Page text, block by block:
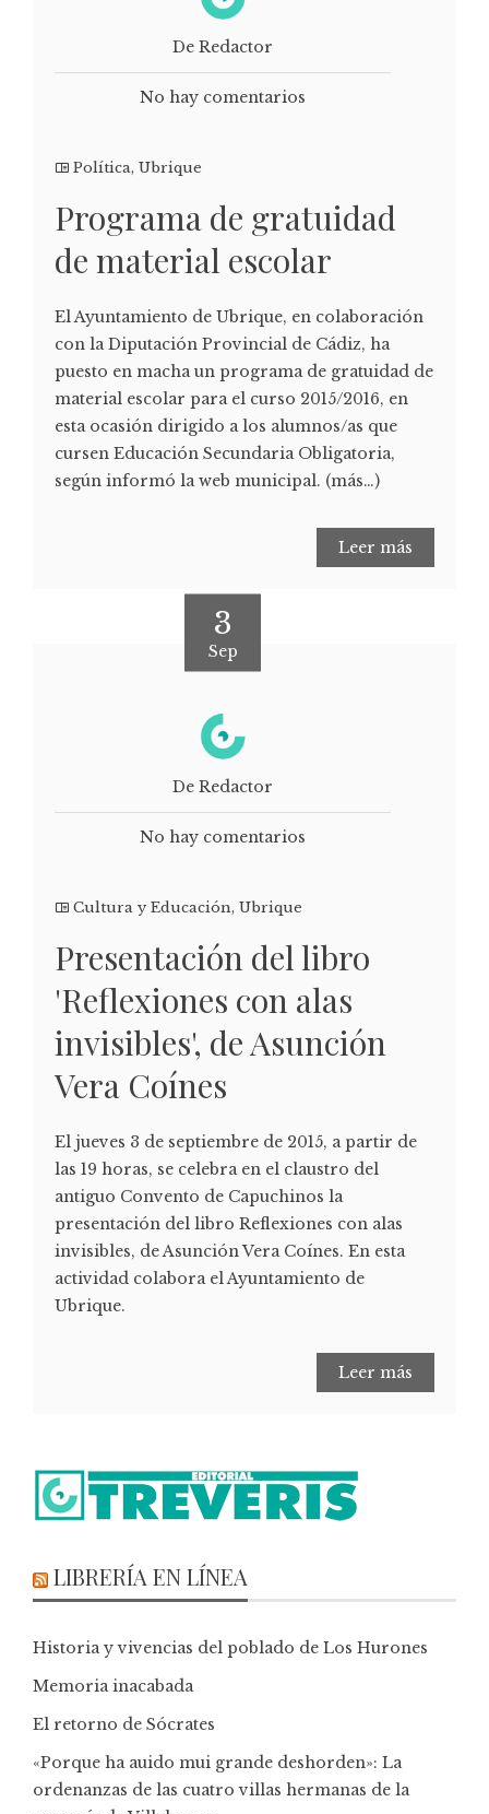
De Redactor
No hay comentarios
Política, Ubrique
Programa de gratuidad
de material escolar
El Ayuntamiento de Ubrique, en colaboración
con la Diputación Provincial de Cádiz, ha
puesto en macha un programa de gratuidad de
material escolar para el curso 2015/2016, en
esta ocasión dirigido a los alumnos/as que
cursen Educación Secundaria Obligatoria,
según informó la web municipal. (más…)
Leer más
3
Sep
De Redactor
No hay comentarios
Cultura y Educación, Ubrique
Presentación del libro
'Reflexiones con alas
invisibles', de Asunción
Vera Coínes
El jueves 3 de septiembre de 2015, a partir de
las 19 horas, se celebra en el claustro del
antiguo Convento de Capuchinos la
presentación del libro Reflexiones con alas
invisibles, de Asunción Vera Coínes. En esta
actividad colabora el Ayuntamiento de
Ubrique.
Leer más
LIBRERÍA EN LÍNEA
Historia y vivencias del poblado de Los Hurones
Memoria inacabada
El retorno de Sócrates
«Porque ha auido mui grande deshorden»: La
ordenanzas de las cuatro villas hermanas de la